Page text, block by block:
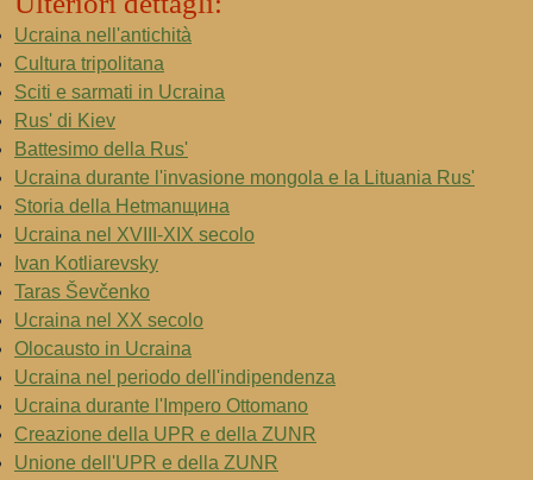
Ucraina nell'antichità
Cultura tripolitana
Sciti e sarmati in Ucraina
Rus' di Kiev
Battesimo della Rus'
Ucraina durante l'invasione mongola e la Lituania Rus'
Storia della Hetmanщина
Ucraina nel XVIII-XIX secolo
Ivan Kotliarevsky
Taras Ševčenko
Ucraina nel XX secolo
Olocausto in Ucraina
Ucraina nel periodo dell'indipendenza
Ucraina durante l'Impero Ottomano
Creazione della UPR e della ZUNR
Unione dell'UPR e della ZUNR